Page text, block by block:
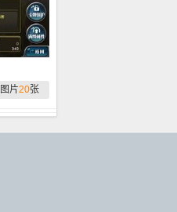
图片20张